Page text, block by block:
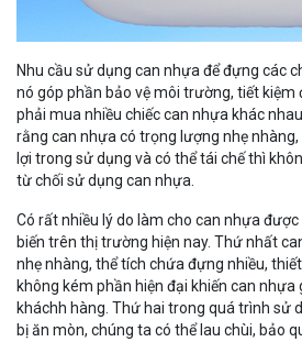
Nhu cầu sử dụng can nhựa để đựng các
nó góp phần bảo vệ môi trường, tiết kiệm
phải mua nhiều chiếc can nhựa khác
rằng can nhựa có trọng lượng nhẹ
lợi trong sử dụng và có thể tái chế thì
từ chối sử dụng can nhựa.
Có rất nhiều lý do làm cho can nhựa
biến trên thị trường hiện nay. Thứ nhất
nhẹ nhàng, thể tích chứa đựng nhiều,
không kém phần hiện đại khiến can
kháchh hàng. Thứ hai trong quá trình sử
bị ăn mòn, chúng ta có thể lau chùi, bảo